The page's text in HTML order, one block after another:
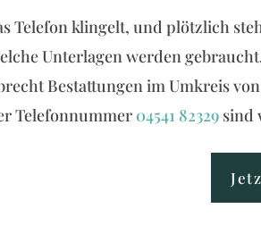
Telefon klingelt, und plötzlich
Unterlagen werden
Bestattungen im Umkreis
Telefonnummer 04541 82329 sind